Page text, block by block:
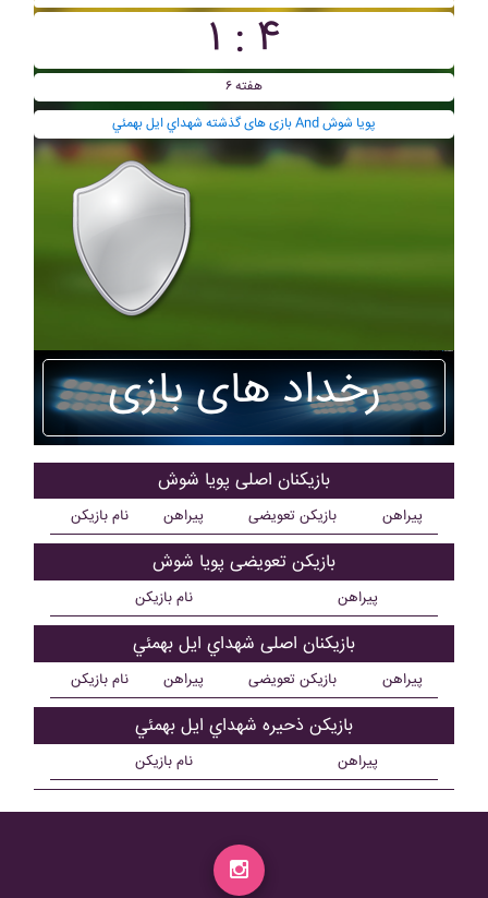
۱ : ۴
هفته ۶
بازی های گذشته شهداي ايل بهمئي And پويا شوش
رخداد های بازی
بازیکنان اصلی پويا شوش
نام بازیکن پیراهن بازیکن تعویضی پیراهن
بازیکن تعویضی پويا شوش
نام بازیکن پیراهن
بازیکنان اصلی شهداي ايل بهمئي
نام بازیکن پیراهن بازیکن تعویضی پیراهن
بازیکن ذحیره شهداي ايل بهمئي
نام بازیکن پیراهن